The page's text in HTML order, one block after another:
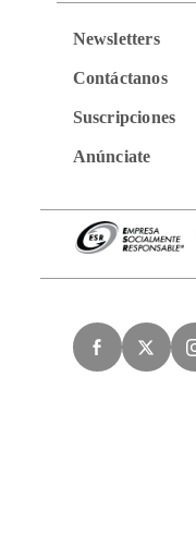
Newsletters
Contáctanos
Suscripciones
Anúnciate